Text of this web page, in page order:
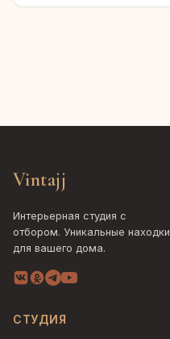
Vintajj
Интерьерная студия с
отбором. Уникальные находки
для вашего дома.
СТУДИЯ